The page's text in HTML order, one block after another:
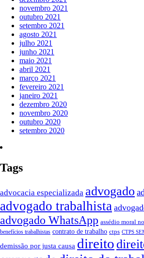
novembro 2021
outubro 2021
setembro 2021
agosto 2021
julho 2021
junho 2021
maio 2021
abril 2021
março 2021
fevereiro 2021
janeiro 2021
dezembro 2020
novembro 2020
outubro 2020
setembro 2020
Tags
advocacia especializada advogado
advogado trabalhista
advogado WhatsApp assédio moral
benefícios trabalhistas contrato de trabalho ctps CTPS
demissão por justa causa direito